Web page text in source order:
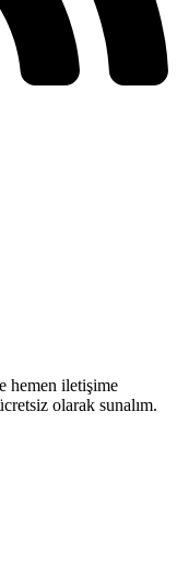
hemen iletişime
olarak sunalım.